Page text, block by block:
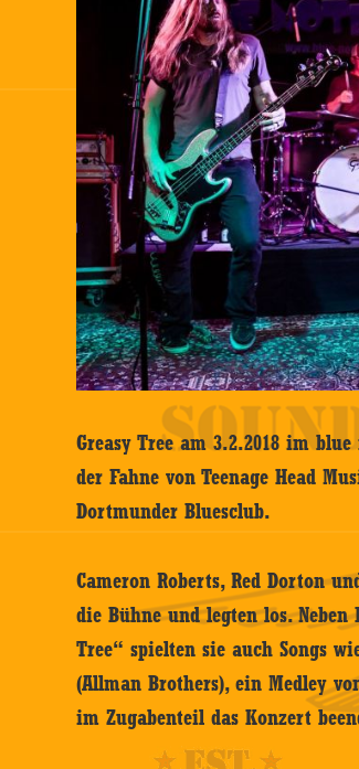
Greasy Tree am 3.2.2018 im
der Fahne von Teenage Head
Dortmunder Bluesclub.
Cameron Roberts, Red Dorton
die Bühne und legten los.
Tree“ spielten sie auch Songs
(Allman Brothers), ein Medley
im Zugabenteil das Konzert